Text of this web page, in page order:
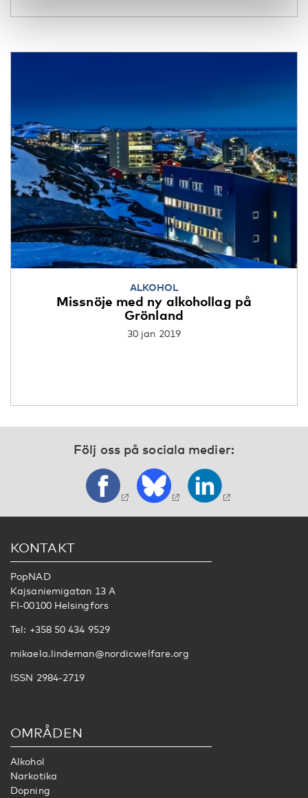
ALKOHOL
Missnöje med ny alkohollag på
Grönland
30 jan 2019
Följ oss på sociala medier:
KONTAKT
PopNAD
Kajsaniemigatan 13 A
FI-00100 Helsingfors
Tel: +358 50 434 9529
mikaela.lindeman@nordicwelfare.org
ISSN 2984-2719
OMRÅDEN
Alkohol
Narkotika
Dopning